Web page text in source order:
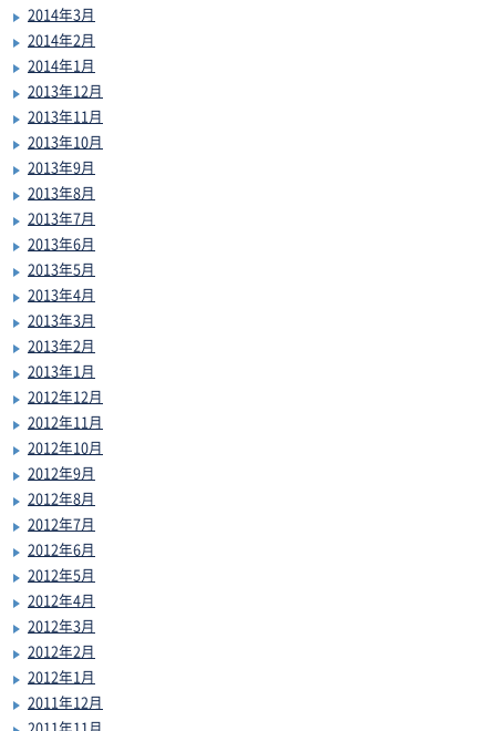
2014年3月
2014年2月
2014年1月
2013年12月
2013年11月
2013年10月
2013年9月
2013年8月
2013年7月
2013年6月
2013年5月
2013年4月
2013年3月
2013年2月
2013年1月
2012年12月
2012年11月
2012年10月
2012年9月
2012年8月
2012年7月
2012年6月
2012年5月
2012年4月
2012年3月
2012年2月
2012年1月
2011年12月